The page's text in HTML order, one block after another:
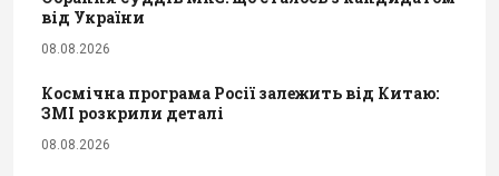
від України
08.08.2026
Космічна програма Росії залежить від Китаю:
ЗМІ розкрили деталі
08.08.2026